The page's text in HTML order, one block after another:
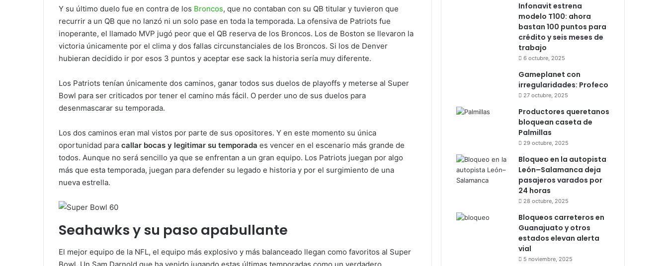
Y su último duelo fue en contra de los Broncos, que no contaban con su QB titular y tuvieron que
recurrir a un QB que no lanzó ni un solo pase en toda la temporada. La ofensiva de Patriots fue
inoperante, el llamado MVP jugó peor que el QB reserva de los Broncos. Los de Boston se llevaron la
victoria únicamente por el clima y dos fallas circunstanciales de los Broncos. Si los de Denver
hubieran decidido ir por esos 3 puntos y aceptar ese sack la historia sería muy diferente.
Los Patriots tenían únicamente dos caminos, ganar todos sus duelos de playoffs y meterse al Super
Bowl para ser criticados por tener el camino más fácil. O perder uno de sus duelos para
desenmascarar su temporada.
Los dos caminos eran mal vistos por parte de sus opositores. Y en este momento su única
oportunidad para callar bocas y legitimar su temporada es vencer en el escenario más grande de
todos. Aunque no será sencillo ya que se enfrentan a un gran equipo. Los Patriots juegan por algo
más que esta temporada, juegan para defender su legado e historia y por el surgimiento de una
nueva estrella.
Seahawks y su paso apabullante
El mejor equipo de la NFL, el equipo más explosivo y más balanceado llegan como favoritos al Super
Infonavit estrena
modelo T100: ahora
bastan 100 puntos para
crédito y seis meses de
trabajo
6 octubre, 2025
Gameplanet con
irregularidades: Profeco
27 octubre, 2025
Productores queretanos
bloquean caseta de
Palmillas
29 octubre, 2025
Bloqueo en la autopista
León–Salamanca deja
pasajeros varados por
24 horas
28 octubre, 2025
Bloqueos carreteros en
Guanajuato y otros
estados elevan alerta
vial
5 noviembre, 2025